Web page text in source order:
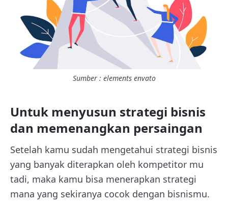
Sumber : elements envato
Untuk menyusun strategi bisnis
dan memenangkan persaingan
Setelah kamu sudah mengetahui strategi bisnis
yang banyak diterapkan oleh kompetitor mu
tadi, maka kamu bisa menerapkan strategi
mana yang sekiranya cocok dengan bisnismu.